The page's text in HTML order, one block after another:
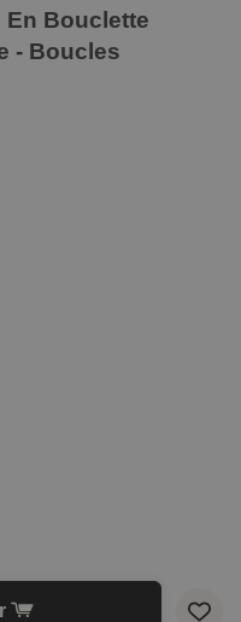
Bouclette
- Boucles